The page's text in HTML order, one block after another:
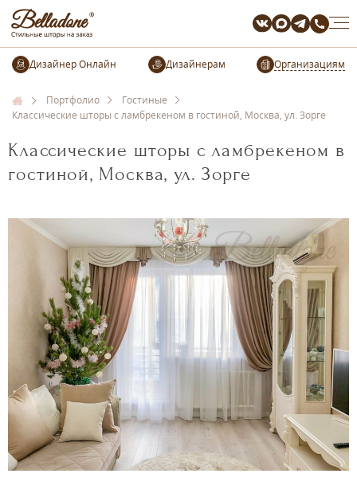
Организациям
Портфолио
Гостиные
Классические шторы с ламбрекеном в гостиной, Москва, ул. Зорге
Классические шторы с ламбрекеном в
гостиной, Москва, ул. Зорге